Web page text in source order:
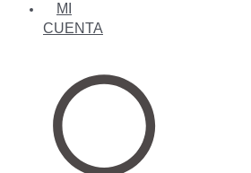
MI
CUENTA